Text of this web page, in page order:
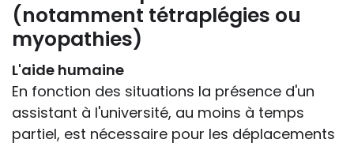
(notamment tétraplégies ou
myopathies)
L'aide humaine
En fonction des situations la présence d'un
assistant à l'université, au moins à temps
partiel, est nécessaire pour les déplacements